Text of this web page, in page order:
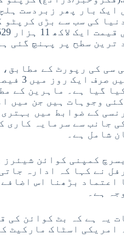
ایک بار پھر زبردست
کی سب سے بڑی کرپٹو
ترین سطح پر پہنچ گئی
سی کی رپورٹ کے مطابق،
کی قدر میں
گیا ہے۔ ماہرین کے
وجوہات ہیں جن میں
کے ضوابط میں
جانب سے سرمایہ کاری
شامل ہے۔
کمپنی کوائن شیئرز
نے کہا کہ ادارہ جاتی
اعتماد بڑھنا اس اضافے
ہے۔
یہ ہے کہ بٹ کوائن کی
امریکی اسٹاک مارکیٹ